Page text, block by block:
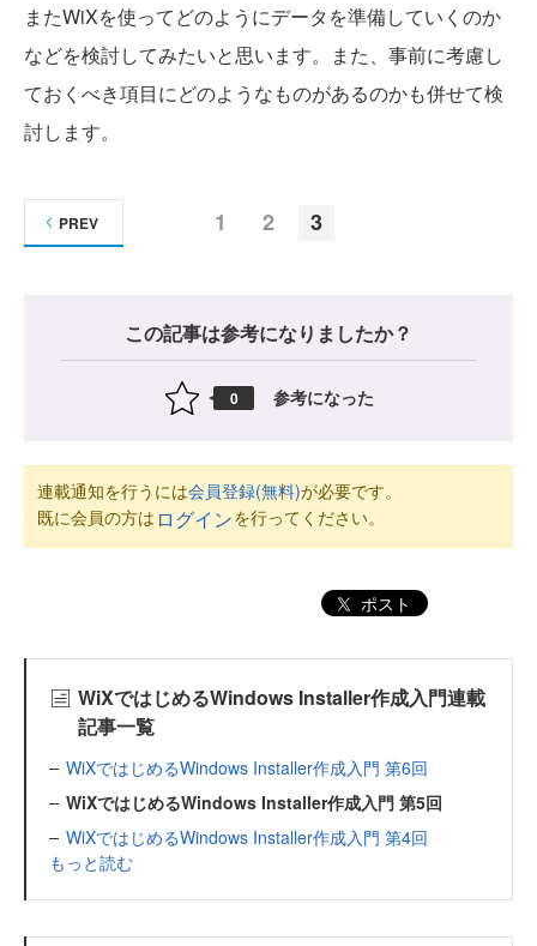
またWiXを使ってどのようにデータを準備していくのか
などを検討してみたいと思います。また、事前に考慮し
ておくべき項目にどのようなものがあるのかも併せて検
討します。
1 2 3
PREV
この記事は参考になりましたか？
0 参考になった
連載通知を行うには会員登録(無料)が必要です。
既に会員の方は ログインを行ってください。
ポスト
WiXではじめるWindows Installer作成入門連載
記事一覧
WiXではじめるWindows Installer作成入門 第6回
WiXではじめるWindows Installer作成入門 第5回
WiXではじめるWindows Installer作成入門 第4回
もっと読む